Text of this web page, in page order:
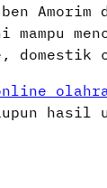
Amorim
hasil